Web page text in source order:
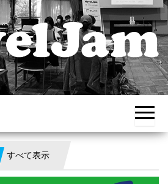
出版創作イベ
ベルジャム）
– NPO法人
HON.jp
チー
ムで
道場
すべて表示